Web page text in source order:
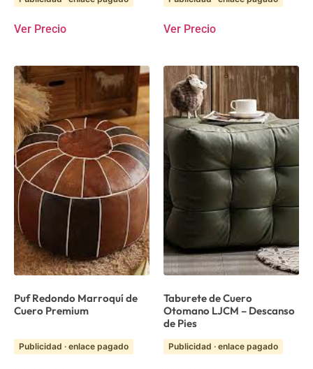
Ver Precio Ver Precio
Puf Redondo Marroquí de
Cuero Premium
Publicidad · enlace pagado
Taburete de Cuero
Otomano LJCM – Descanso
de Pies
Publicidad · enlace pagado